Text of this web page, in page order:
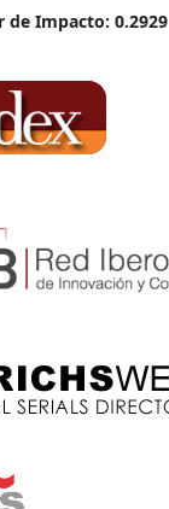
de Impacto: 0.2929